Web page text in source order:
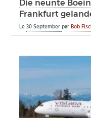
Die neunte
Frankfurt
Le30 SeptemberparBob